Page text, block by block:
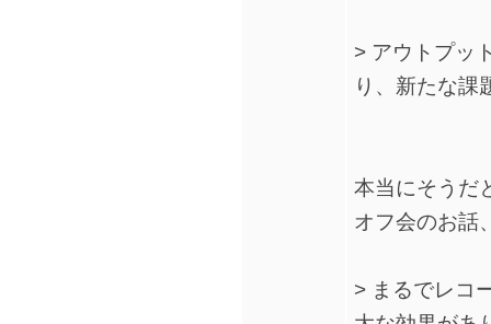
> アウトプッ
り、新たな課
本当にそうだ
オフ会のお話
> まるでレコ